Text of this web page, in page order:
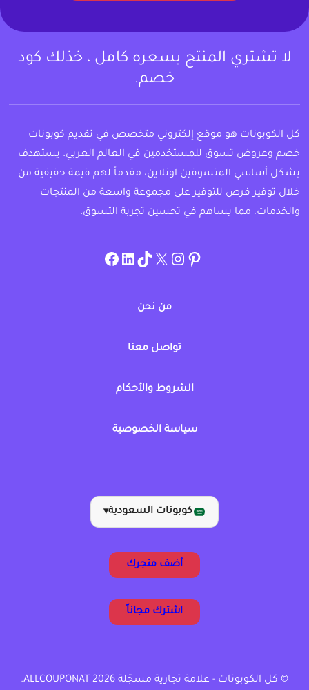
لا تشتري المنتج بسعره كامل ، خذلك كود
خصم.
كل الكوبونات هو موقع إلكتروني متخصص في تقديم كوبونات
خصم وعروض تسوق للمستخدمين في العالم العربي. يستهدف
بشكل أساسي المتسوقين اونلاين، مقدماً لهم قيمة حقيقية من
خلال توفير فرص للتوفير على مجموعة واسعة من المنتجات
والخدمات، مما يساهم في تحسين تجربة التسوق.
pinterest
allcouponat
twitter
TikTok
linkedin
facebook
من نحن
تواصل معنا
الشروط والأحكام
سياسة الخصوصية
كوبونات السعودية▾
أضف متجرك
اشترك مجاناً
© كل الكوبونات - علامة تجارية مسجّلة ALLCOUPONAT 2026.